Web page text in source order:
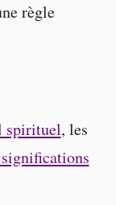
règle
spirituel, les